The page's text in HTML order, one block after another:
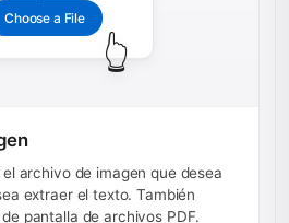
Choose a File
👆
archivo de imagen que desea
extraer el texto. También
pantalla de archivos PDF.